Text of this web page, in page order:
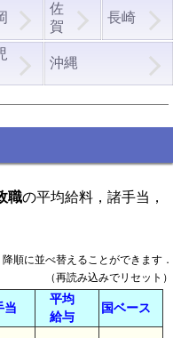
佐
賀
長崎
沖縄
職の平均給料，諸手当，
順に並べ替えることができます．
（再読み込みでリセット）
当
平均
給与
国ベース